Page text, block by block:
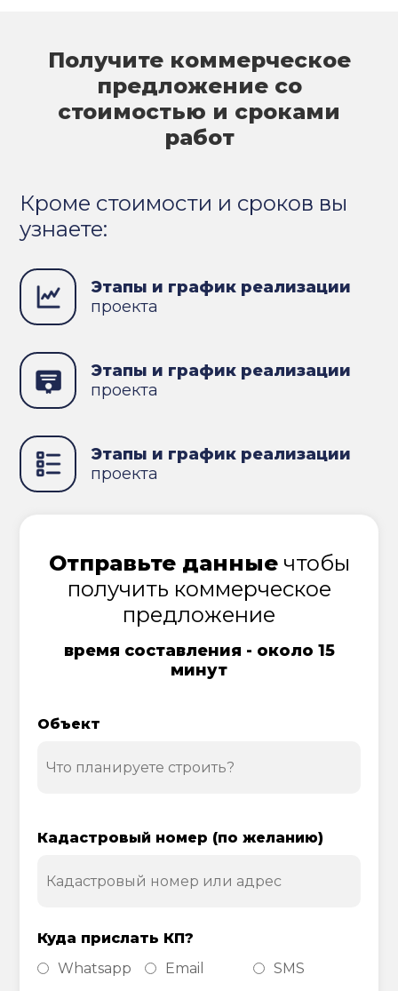
Получите коммерческое
предложение со
стоимостью и сроками
работ
Кроме стоимости и сроков вы
узнаете:
Этапы и график реализации
проекта
Этапы и график реализации
проекта
Этапы и график реализации
проекта
Отправьте данныечтобы
получить коммерческое
предложение
время составления - около 15
минут
Объект
Кадастровый номер (по желанию)
Куда прислать КП?
Whatsapp
Email SMS